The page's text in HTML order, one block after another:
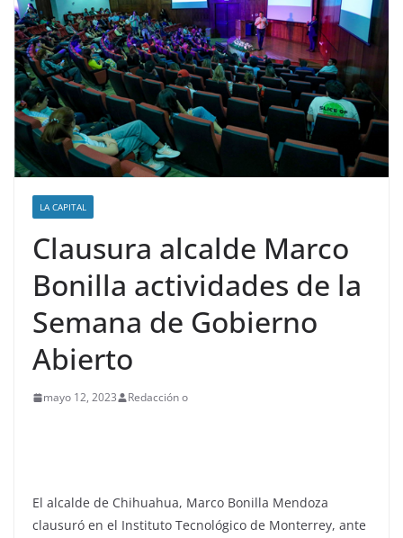
LA CAPITAL
Clausura alcalde Marco
Bonilla actividades de la
Semana de Gobierno
Abierto
mayo 12, 2023 Redacción o
El alcalde de Chihuahua, Marco Bonilla Mendoza
clausuró en el Instituto Tecnológico de Monterrey, ante